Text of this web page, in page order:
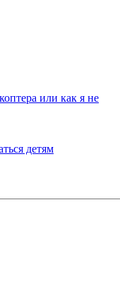
или как я не
детям